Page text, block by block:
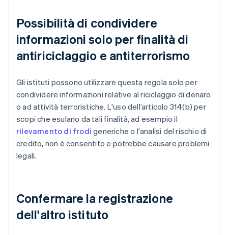
Possibilità di condividere
informazioni solo per finalità di
antiriciclaggio e antiterrorismo
Gli istituti possono utilizzare questa regola solo per
condividere informazioni relative al riciclaggio di denaro
o ad attività terroristiche. L'uso dell’articolo 314(b) per
scopi che esulano da tali finalità, ad esempio il
rilevamento di frodi generiche o l'analisi del rischio di
credito, non è consentito e potrebbe causare problemi
legali.
Confermare la registrazione
dell'altro istituto